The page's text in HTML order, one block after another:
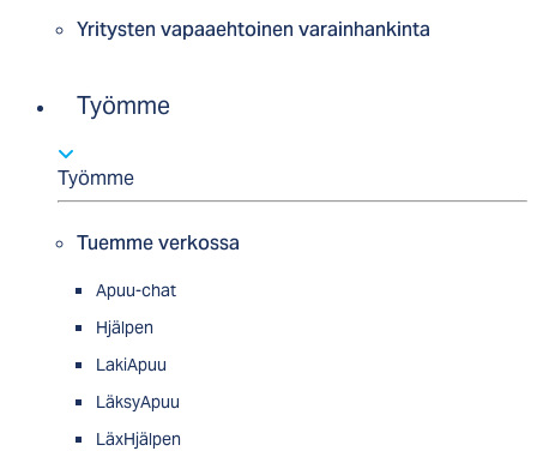
Yritysten vapaaehtoinen varainhankinta
Työmme
Työmme
Tuemme verkossa
Apuu-chat
Hjälpen
LakiApuu
LäksyApuu
LäxHjälpen